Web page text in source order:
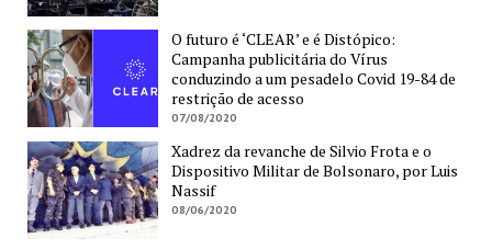
O futuro é ‘CLEAR’ e é Distópico:
Campanha publicitária do Vírus
conduzindo a um pesadelo Covid 19-84 de
restrição de acesso
07/08/2020
Xadrez da revanche de Silvio Frota e o
Dispositivo Militar de Bolsonaro, por Luis
Nassif
08/06/2020